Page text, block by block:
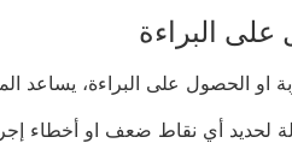
البراءة
او الحصول على البراءة، يساعد
لحديد أي نقاط ضعف او أخطاء